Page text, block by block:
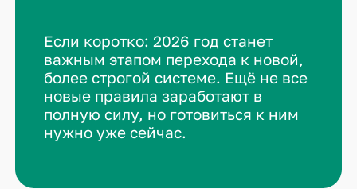
Если коротко: 2026 год станет
важным этапом перехода к новой,
более строгой системе. Ещё не все
новые правила заработают в
полную силу, но готовиться к ним
нужно уже сейчас.